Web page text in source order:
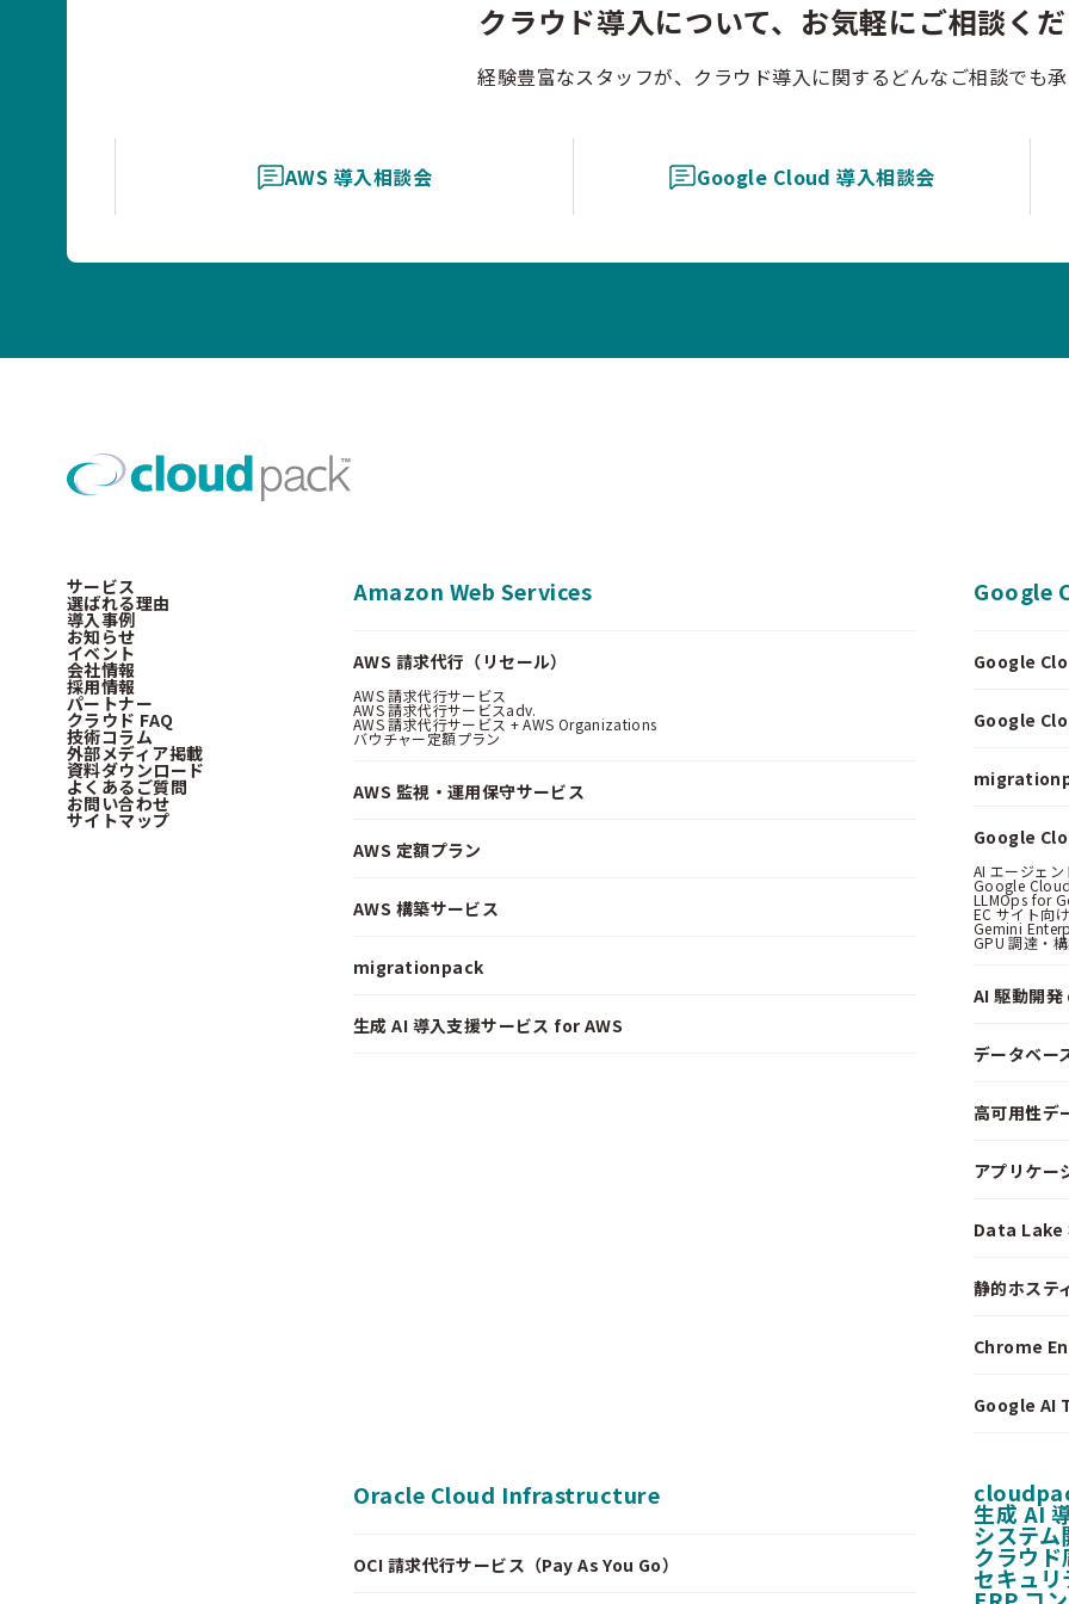
クラウド導入について、お気軽にご相談く
経験豊富なスタッフが、クラウド導入に関するどんなご相談でも
AWS 導入相談会 Google Cloud 導入相談会
サービス
選ばれる理由
導入事例
お知らせ
イベント
会社情報
採用情報
パートナー
クラウド FAQ
技術コラム
外部メディア掲載
資料ダウンロード
よくあるご質問
お問い合わせ
サイトマップ
Amazon Web Services
AWS 請求代行（リセール）
AWS 請求代行サービス
AWS 請求代行サービスadv.
AWS 請求代行サービス + AWS Organizations
バウチャー定額プラン
AWS 監視・運用保守サービス
AWS 定額プラン
AWS 構築サービス
migrationpack
生成 AI 導入支援サービス for AWS
Google
Google
Google
Google
AI エージェ
Google
LLMOps for
EC サイト向
Gemini
GPU 調達・
AI 駆動開
データベー
高可用性デ
アプリケー
Data Lake
静的ホステ
Chrome
Google AI
Oracle Cloud Infrastructure
OCI 請求代行サービス（Pay As You Go）
生成 AI
システム
クラウ
セキュ